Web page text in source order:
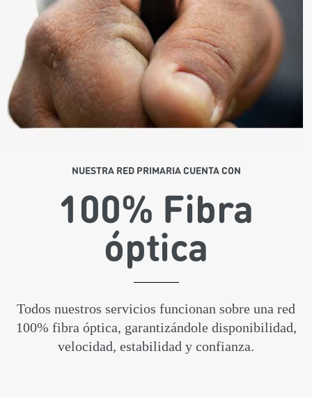
NUESTRA RED PRIMARIA CUENTA CON
100% Fibra
óptica
Todos nuestros servicios funcionan sobre una red
100% fibra óptica, garantizándole disponibilidad,
velocidad, estabilidad y confianza.